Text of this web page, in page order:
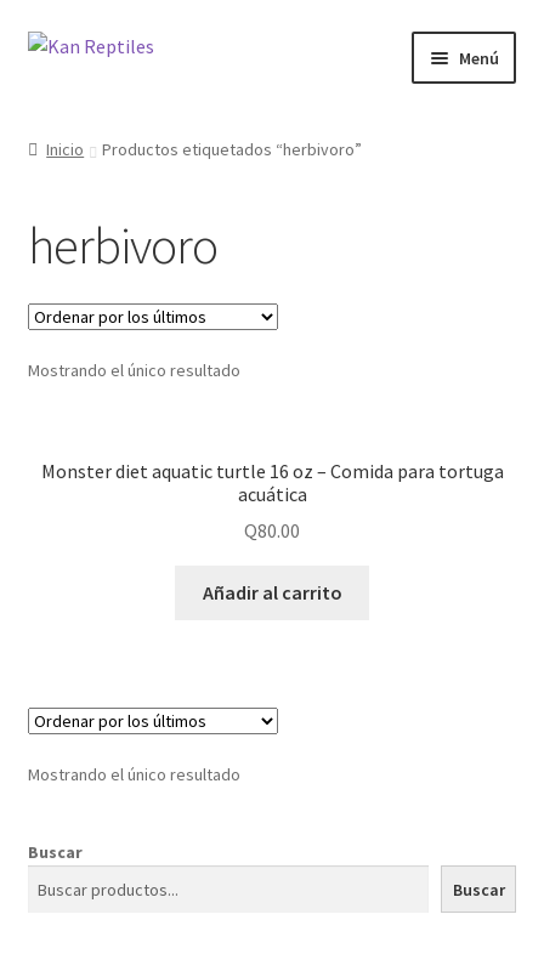
Ir
Ir
Menú
Blog
Inicio Productos etiquetados “herbivoro”
herbivoro
Mostrando el único resultado
Monster diet aquatic turtle 16 oz – Comida para tortuga
acuática
Q80.00
Añadir al carrito
Mostrando el único resultado
Buscar
Buscar